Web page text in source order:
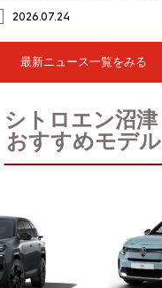
2026.07.24
最新ニュース一覧をみる
シトロエン沼津
おすすめモデル